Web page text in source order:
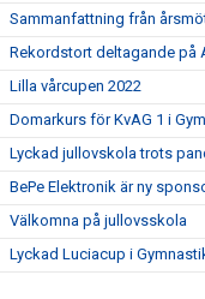
Sammanfattning från
Rekordstort deltagande på
Lilla vårcupen 2022
Domarkurs för KvAG 1 i
Lyckad jullovskola trots
BePe Elektronik är ny
Välkomna på jullovsskola
Lyckad Luciacup i